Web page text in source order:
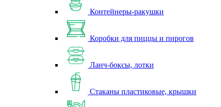
Контейнеры-ракушки
Коробки для пиццы и пирогов
Ланч-боксы, лотки
Стаканы пластиковые, крышки